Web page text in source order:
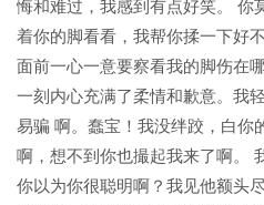
悔和难过，我感到有点好笑。 你
着你的脚看看，我帮你揉一下好
面前一心一意要察看我的脚伤在
一刻内心充满了柔情和歉意。我
易骗 啊。蠢宝！我没绊跤，白你
啊，想不到你也撮起我来了啊。
你以为你很聪明啊？我见他额头